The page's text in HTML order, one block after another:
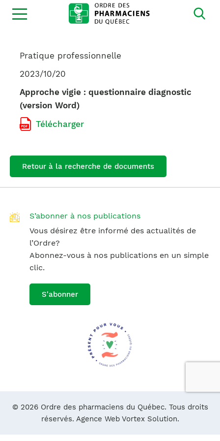
Ouvrir
la
Pratique professionnelle
2023/10/20
Approche vigie : questionnaire diagnostic
(version Word)
Télécharger
Retour à la recherche de documents
S’abonner à nos publications
Vous désirez être informé des actualités de
l’Ordre?
Abonnez-vous à nos publications en un simple
clic.
S'abonner
© 2026 Ordre des pharmaciens du Québec. Tous droits
réservés. Agence Web Vortex Solution.